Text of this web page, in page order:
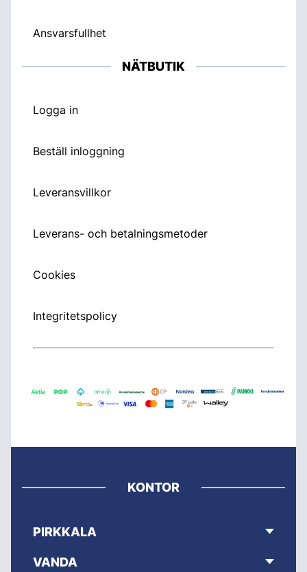
Ansvarsfullhet
NÄTBUTIK
Logga in
Beställ inloggning
Leveransvillkor
Leverans- och betalningsmetoder
Cookies
Integritetspolicy
KONTOR
PIRKKALA
VANDA